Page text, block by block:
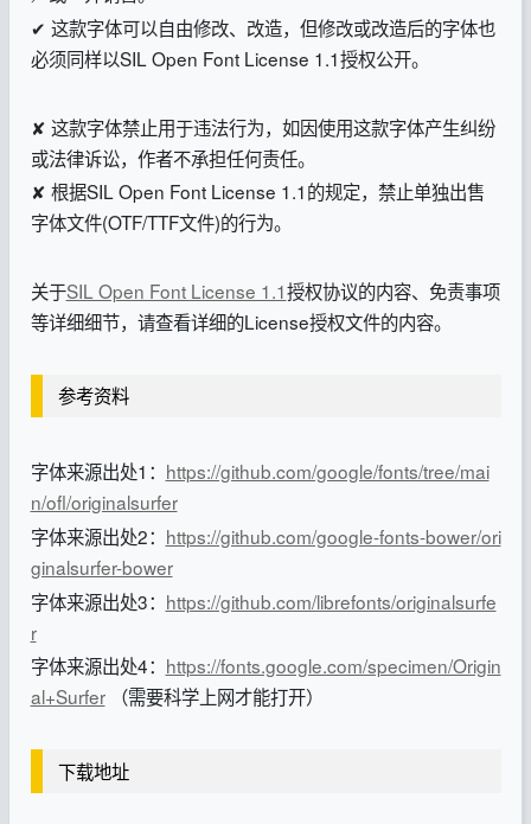
✔ 这款字体可以自由修改、改造，但修改或改造后的字体也
必须同样以SIL Open Font License 1.1授权公开。
✘ 这款字体禁止用于违法行为，如因使用这款字体产生纠纷
或法律诉讼，作者不承担任何责任。
✘ 根据SIL Open Font License 1.1的规定，禁止单独出售
字体文件(OTF/TTF文件)的行为。
关于SIL Open Font License 1.1授权协议的内容、免责事项
等详细细节，请查看详细的License授权文件的内容。
参考资料
字体来源出处1： https://github.com/google/fonts/tree/mai
n/ofl/originalsurfer
字体来源出处2： https://github.com/google-fonts-bower/ori
ginalsurfer-bower
字体来源出处3： https://github.com/librefonts/originalsurfe
r
字体来源出处4： https://fonts.google.com/specimen/Origin
al+Surfer（需要科学上网才能打开）
下载地址